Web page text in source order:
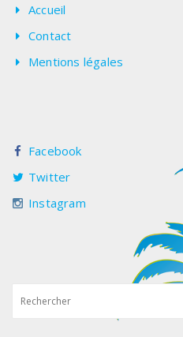
Accueil
Contact
Mentions légales
Facebook
Twitter
Instagram